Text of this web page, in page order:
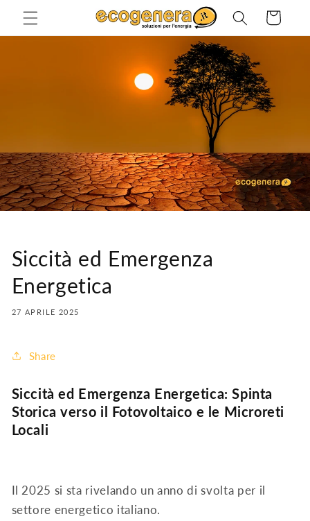
direttamente
Carrello
Siccità ed Emergenza
Energetica
27 APRILE 2025
Share
Siccità ed Emergenza Energetica: Spinta
Storica verso il Fotovoltaico e le Microreti
Locali
Il 2025 si sta rivelando un anno di svolta per il
settore energetico italiano.